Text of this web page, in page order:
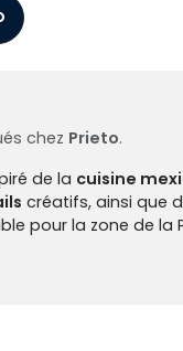
chez Prieto.
de la cuisine
créatifs, ainsi que
pour la zone de la